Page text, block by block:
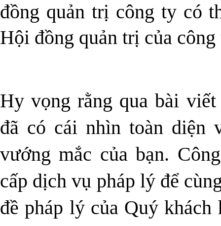
đồng quản trị công ty có
Hội đồng quản trị của
Hy vọng rằng qua bài
đã có cái nhìn toàn diện
vướng mắc của bạn.
cấp dịch vụ pháp lý để
đề pháp lý của Quý khách